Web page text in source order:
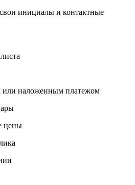
инициалы и контактные
или наложенным платежом
цены